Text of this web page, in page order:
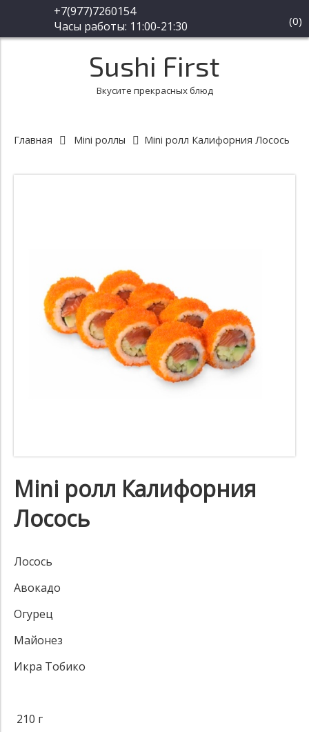
+7(977)7260154
Часы работы: 11:00-21:30
(0)
Sushi First
Вкусите прекрасных блюд
Главная Mini роллы Mini ролл Калифорния Лосось
Mini ролл Калифорния
Лосось
Лосось
Авокадо
Огурец
Майонез
Икра Тобико
210 г